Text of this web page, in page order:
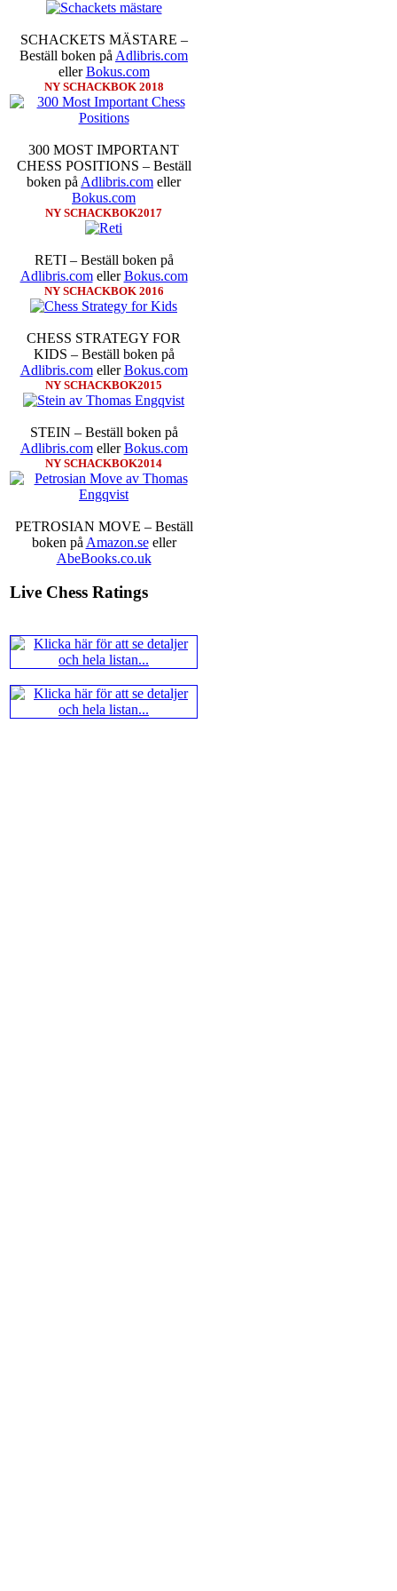
SCHACKETS MÄSTARE –
Beställ boken på Adlibris.com
ellerBokus.com
NY SCHACKBOK 2018
300 MOST IMPORTANT
CHESS POSITIONS – Beställ
boken på Adlibris.com eller
Bokus.com
NY SCHACKBOK2017
RETI – Beställ boken på
Adlibris.comellerBokus.com
NY SCHACKBOK 2016
CHESS STRATEGY FOR
KIDS – Beställ boken på
Adlibris.comellerBokus.com
NY SCHACKBOK2015
STEIN – Beställ boken på
Adlibris.comellerBokus.com
NY SCHACKBOK2014
PETROSIAN MOVE – Beställ
boken på Amazon.seeller
AbeBooks.co.uk
Live Chess Ratings